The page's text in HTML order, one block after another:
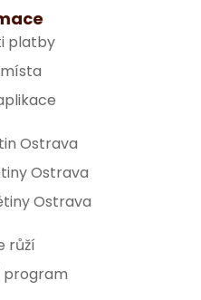
platby
Ostrava
Ostrava
Ostrava
růží